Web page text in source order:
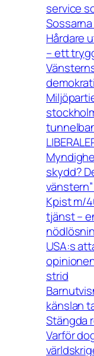
service
Hårdare
– ett
skydd?
Kpist m/
tjänst –
USA:s
strid
känslan
Stängda
Varför